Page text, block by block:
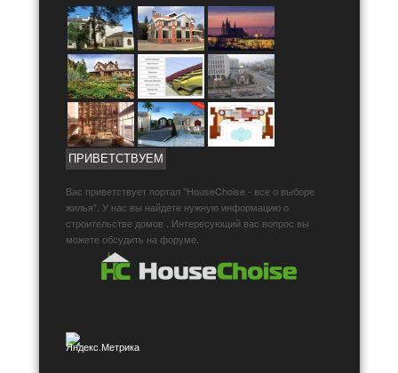
ПРИВЕТСТВУЕМ
Вас приветствует портал "HouseChoise - все о выборе
жилья". У нас вы найдете нужную информацию о
строительстве домов . Интересующий вас вопрос вы
можете обсудить на форуме.